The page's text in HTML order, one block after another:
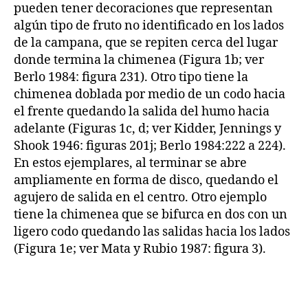
pueden tener decoraciones que representan
algún tipo de fruto no identificado en los lados
de la campana, que se repiten cerca del lugar
donde termina la chimenea (Figura 1b; ver
Berlo 1984: figura 231). Otro tipo tiene la
chimenea doblada por medio de un codo hacia
el frente quedando la salida del humo hacia
adelante (Figuras 1c, d; ver Kidder, Jennings y
Shook 1946: figuras 201j; Berlo 1984:222 a 224).
En estos ejemplares, al terminar se abre
ampliamente en forma de disco, quedando el
agujero de salida en el centro. Otro ejemplo
tiene la chimenea que se bifurca en dos con un
ligero codo quedando las salidas hacia los lados
(Figura 1e; ver Mata y Rubio 1987: figura 3).